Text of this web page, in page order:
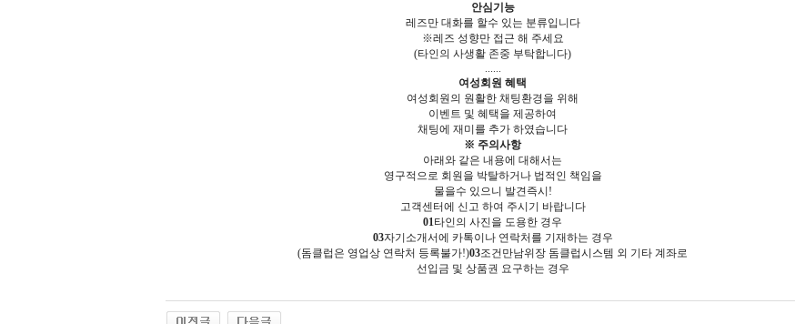
안심기능
레즈만 대화를 할수 있는 분류입니다
※레즈 성향만 접근 해 주세요
(타인의 사생활 존중 부탁합니다)
......
여성회원 혜택
여성회원의 원활한 채팅환경을 위해
이벤트 및 혜택을 제공하여
채팅에 재미를 추가 하였습니다
※ 주의사항
아래와 같은 내용에 대해서는
영구적으로 회원을 박탈하거나 법적인 책임을
물을수 있으니 발견즉시!
고객센터에 신고 하여 주시기 바랍니다
01타인의 사진을 도용한 경우
03자기소개서에 카톡이나 연락처를 기재하는 경우
(돔클럽은 영업상 연락처 등록불가!)03조건만남위장 돔클럽시스템 외 기타 계좌로
선입금 및 상품권 요구하는 경우